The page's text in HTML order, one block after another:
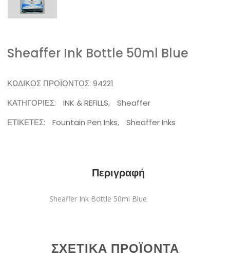
Sheaffer Ink Bottle 50ml Blue
ΚΩΔΙΚΌΣ ΠΡΟΪΌΝΤΟΣ: 94221
ΚΑΤΗΓΟΡΊΕΣ:
INK & REFILLS,
Sheaffer
ΕΤΙΚΈΤΕΣ:
Fountain Pen Inks, Sheaffer Inks
Περιγραφή
Sheaffer Ink Bottle 50ml Blue
ΣΧΕΤΙΚΆ ΠΡΟΪΌΝΤΑ